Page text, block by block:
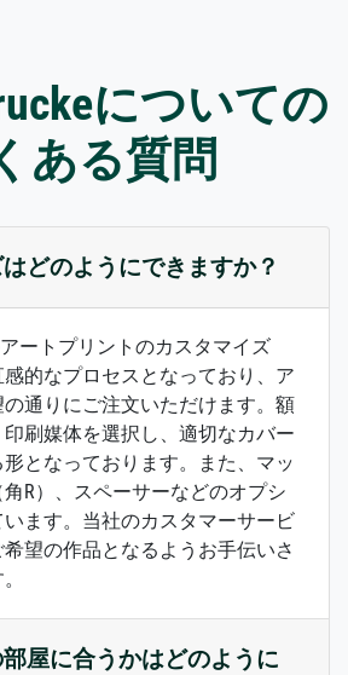
についての
ある質問
どのようにできますか？
アートプリントのカスタマイズ
的なプロセスとなっており、ア
通りにご注文いただけます。額
刷媒体を選択し、適切なカバー
となっております。また、マッ
角R）、スペーサーなどのオプシ
います。当社のカスタマーサービ
望の作品となるようお手伝いさ
屋に合うかはどのように